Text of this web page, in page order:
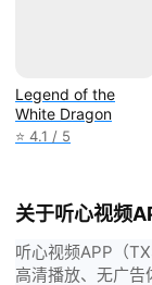
Legend of the
White Dragon
⭐ 4.1 / 5
关于听心视频
听心视频APP（
高清播放、无广